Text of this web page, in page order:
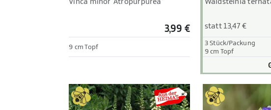
Vinca minor 'Atropurpurea'
3,99 €
9 cm Topf
Waldsteinia
statt 13,47 €
3 Stück/Packung
9 cm Topf